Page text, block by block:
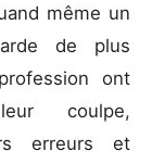
même un
de plus
ont
coulpe,
erreurs et